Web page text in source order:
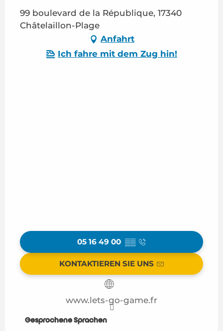
99 boulevard de la République, 17340
Châtelaillon-Plage
Anfahrt
Ich fahre mit dem Zug hin!
05 16 49 00 ▒▒
KONTAKTIEREN SIE UNS
www.lets-go-game.fr
Gesprochene Sprachen
Gesprochene Sprachen